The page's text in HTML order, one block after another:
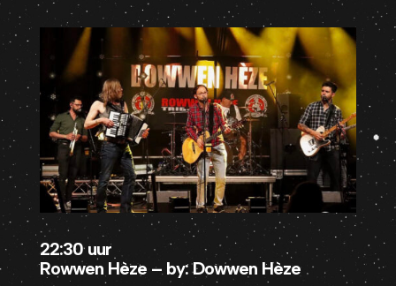
22:30 uur
Rowwen Hèze – by: Dowwen Hèze